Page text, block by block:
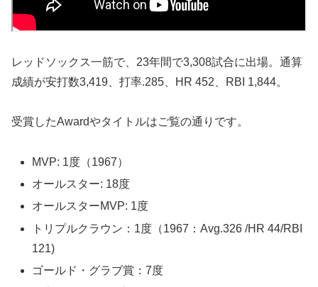
レッドソックス一筋で、23年間で3,308試合に出場。通算
成績が安打数3,419、打率.285、HR 452、RBI 1,844。
受賞したAwardやタイトルはご覧の通りです。
MVP: 1度（1967）
オールスター: 18度
オールスターMVP: 1度
トリプルクラウン：1度（1967：Avg.326 /HR 44/RBI
121)
ゴールド・グラブ賞：7度